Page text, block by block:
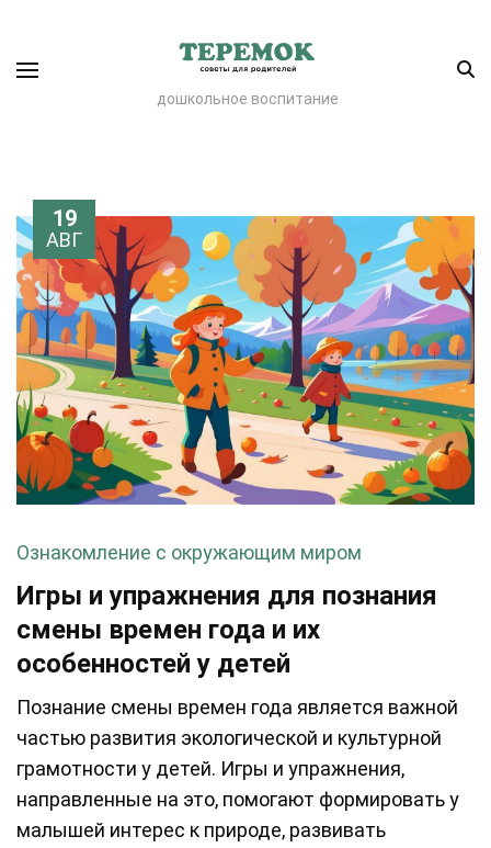
дошкольное воспитание
19
АВГ
Ознакомление с окружающим миром
Игры и упражнения для познания
смены времен года и их
особенностей у детей
Познание смены времен года является важной
частью развития экологической и культурной
грамотности у детей. Игры и упражнения,
направленные на это, помогают формировать у
малышей интерес к природе, развивать